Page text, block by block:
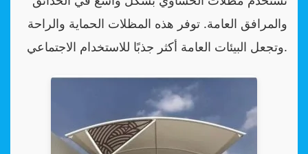
والمرافق العامة. توفر هذه المظلات الحماية والراحة
وتجعل البيئات العامة أكثر جذبًا للاستخدام الاجتماعي.